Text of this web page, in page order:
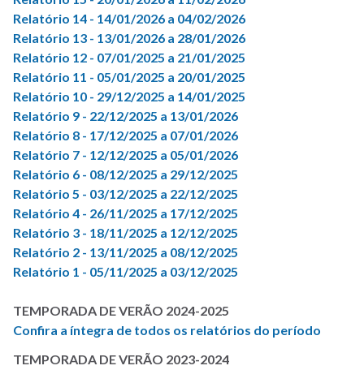
Relatório 14 - 14/01/2026 a 04/02/2026
Relatório 13 - 13/01/2026 a 28/01/2026
Relatório 12 - 07/01/2025 a 21/01/2025
Relatório 11 - 05/01/2025 a 20/01/2025
Relatório 10 - 29/12/2025 a 14/01/2025
Relatório 9 - 22/12/2025 a 13/01/2026
Relatório 8 - 17/12/2025 a 07/01/2026
Relatório 7 - 12/12/2025 a 05/01/2026
Relatório 6 - 08/12/2025 a 29/12/2025
Relatório 5 - 03/12/2025 a 22/12/2025
Relatório 4 - 26/11/2025 a 17/12/2025
Relatório 3 - 18/11/2025 a 12/12/2025
Relatório 2 - 13/11/2025 a 08/12/2025
Relatório 1 - 05/11/2025 a 03/12/2025
TEMPORADA DE VERÃO 2024-2025
Confira a íntegra de todos os relatórios do período
TEMPORADA DE VERÃO 2023-2024